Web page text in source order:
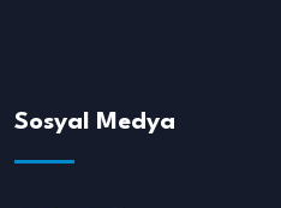
Sosyal Medya